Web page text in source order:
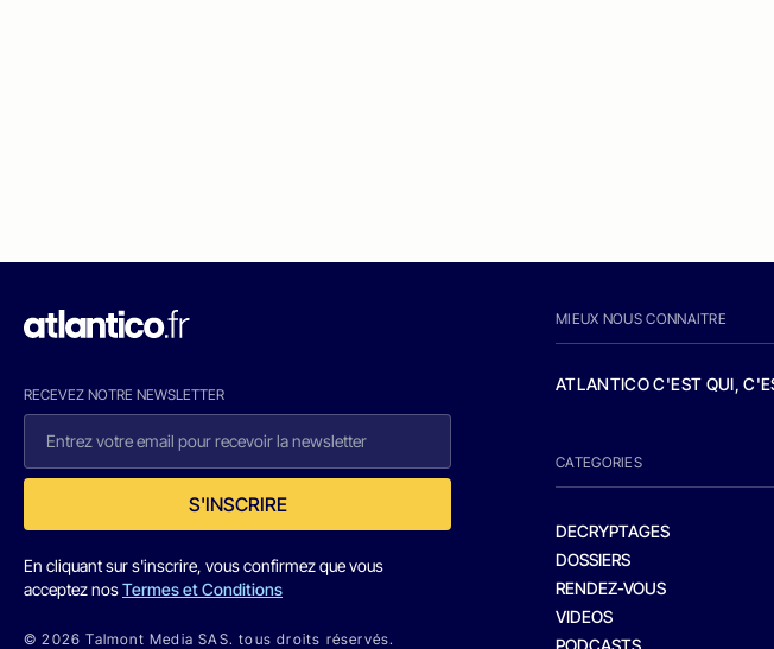
RECEVEZ NOTRE NEWSLETTER
S'INSCRIRE
En cliquant sur s'inscrire, vous confirmez que vous
acceptez nosTermes et Conditions
© 2026 Talmont Media SAS. tous droits réservés.
MIEUX NOUS CONNAITRE
ATLANTICO C'EST QUI,
CATEGORIES
DECRYPTAGES
DOSSIERS
RENDEZ-VOUS
VIDEOS
PODCASTS